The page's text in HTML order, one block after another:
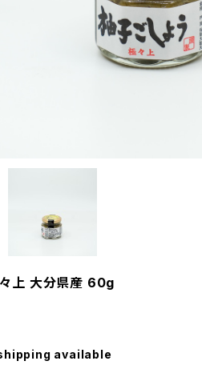
々上 大分県産 60g
available